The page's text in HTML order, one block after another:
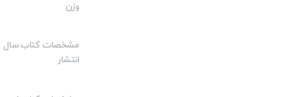
وزن
مشخصات کتاب.سال
انتشار